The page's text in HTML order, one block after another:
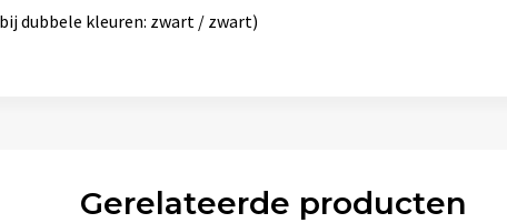
dubbele kleuren: zwart / zwart)
Gerelateerde producten